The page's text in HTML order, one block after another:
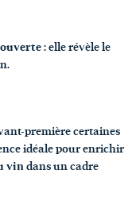
: elle révèle le
première certaines
idéale pour enrichir
vin dans un cadre